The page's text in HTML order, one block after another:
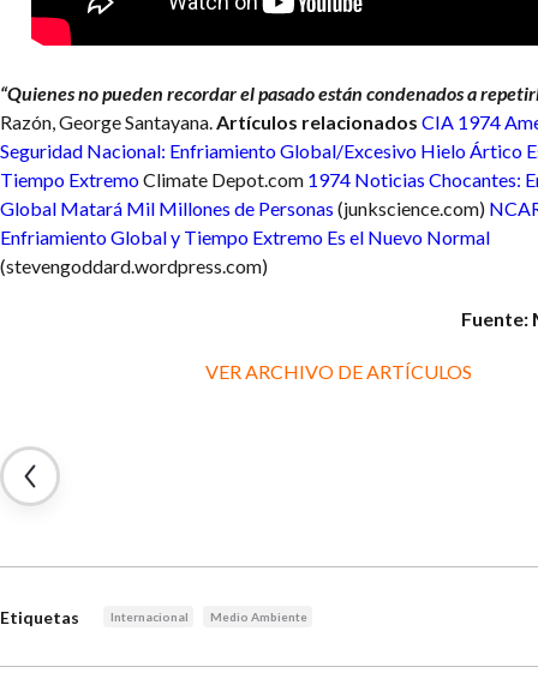
“Quienes no pueden recordar el pasado están condenados a
Razón, George Santayana.Artículos relacionados CIA 1974
Seguridad Nacional: Enfriamiento Global/Excesivo Hielo Ártico
Tiempo ExtremoClimate Depot.com 1974 Noticias Chocantes:
Global Matará Mil Millones de Personas (junkscience.com)
Enfriamiento Global y Tiempo Extremo Es el Nuevo Normal
(stevengoddard.wordpress.com)
Fuente:
VER ARCHIVO DE ARTÍCULOS
Etiquetas Internacional Medio Ambiente